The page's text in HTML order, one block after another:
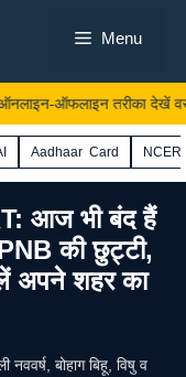
Menu
ऑफलाइन तरीका देखें
Aadhaar Card
आज भी बंद हैं
की छुट्टी,
अपने शहर का
बोहाग बिहू, विषु व